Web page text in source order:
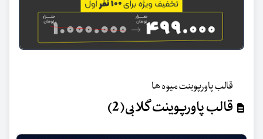
قالب پاورپوینت میوه ها
قالب پاورپوینت گلابی(2)